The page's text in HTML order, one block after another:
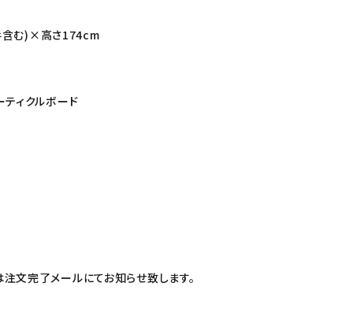
む)×高さ174cm
ティクルボード
文完了メールにてお知らせ致します。